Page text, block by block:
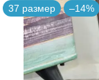
37 размер –14%